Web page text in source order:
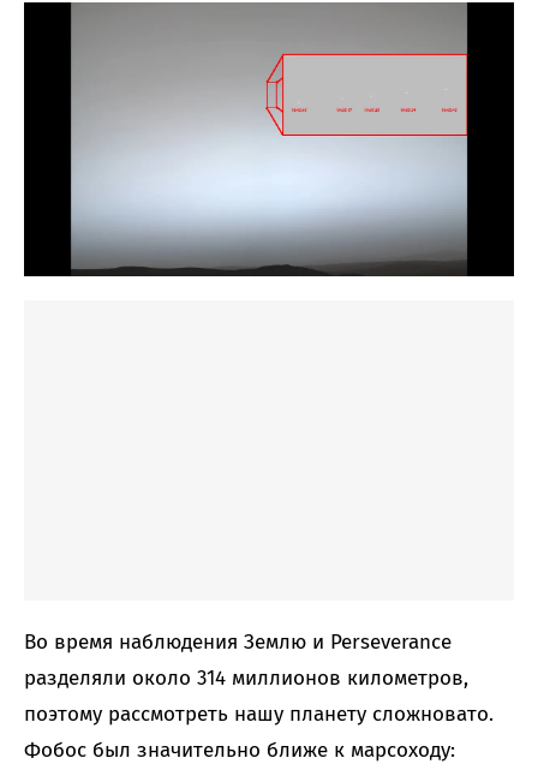
Во время наблюдения Землю и Perseverance
разделяли около 314 миллионов километров,
поэтому рассмотреть нашу планету сложновато.
Фобос был значительно ближе к марсоходу: